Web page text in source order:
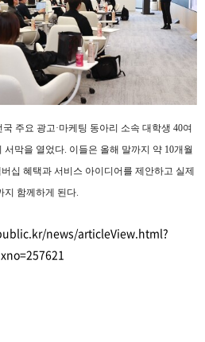
주요 광고·마케팅 동아리 소속 대학생 40여
막을 열었다. 이들은 올해 말까지 약 10개월
십 혜택과 서비스 아이디어를 제안하고 실제
지 함께하게 된다.
news/articleView.html?